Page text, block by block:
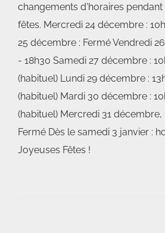
changements d'horaires
fêtes. Mercredi 24 décembre :
25 décembre : Fermé Vendredi
- 18h30 Samedi 27 décembre :
(habituel) Lundi 29 décembre :
(habituel) Mardi 30 décembre :
(habituel) Mercredi 31 décembre,
Fermé Dès le samedi 3 janvier :
Joyeuses Fêtes !